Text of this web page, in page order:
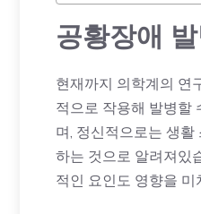
공황장애
현재까지 의학계의 연
적으로 작용해 발병할
며, 정신적으로는 생
하는 것으로 알려져있
적인 요인도 영향을